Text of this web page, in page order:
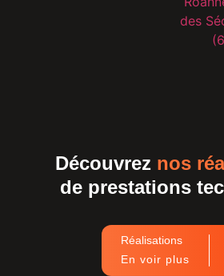
Découvrez nos
de prestations
Réalisations
En voir plus